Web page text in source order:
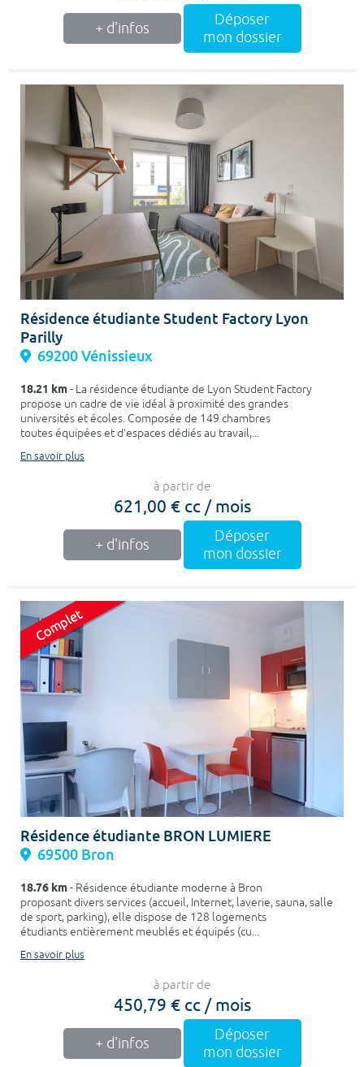
+ d'infos
Déposer
mon dossier
Résidence étudiante Student Factory Lyon
Parilly
69200 Vénissieux
18.21 km- La résidence étudiante de Lyon Student Factory
propose un cadre de vie idéal à proximité des grandes
universités et écoles. Composée de 149 chambres
toutes équipées et d'espaces dédiés au travail,...
En savoir plus
à partir de
621,00 € cc / mois
+ d'infos
Déposer
mon dossier
Résidence étudiante BRON LUMIERE
69500 Bron
18.76 km- Résidence étudiante moderne à Bron
proposant divers services (accueil, Internet, laverie, sauna, salle
de sport, parking), elle dispose de 128 logements
étudiants entièrement meublés et équipés (cu...
En savoir plus
à partir de
450,79 € cc / mois
+ d'infos
Déposer
mon dossier